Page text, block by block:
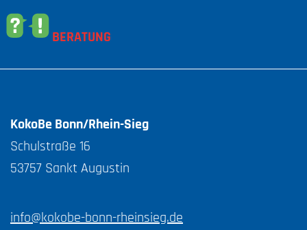
BERATUNG
KokoBe Bonn/Rhein-Sieg
Schulstraße 16
53757 Sankt Augustin
info@kokobe-bonn-rheinsieg.de